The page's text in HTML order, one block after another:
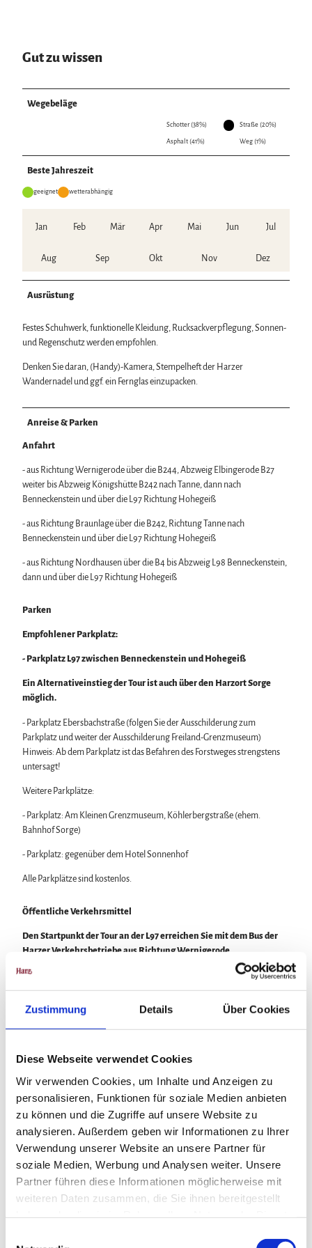
Zustimmung Details Über Cookies
Diese Webseite verwendet Cookies
Wir verwenden Cookies, um Inhalte und Anzeigen zu
personalisieren, Funktionen für soziale Medien anbieten
zu können und die Zugriffe auf unsere Website zu
analysieren. Außerdem geben wir Informationen zu Ihrer
Verwendung unserer Website an unsere Partner für
soziale Medien, Werbung und Analysen weiter. Unsere
Partner führen diese Informationen möglicherweise mit
weiteren Daten zusammen, die Sie ihnen bereitgestellt
Gut zu wissen
Wegebeläge
Schotter (38%) Straße (20%)
Asphalt (41%) Weg (1%)
Beste Jahreszeit
geeignet wetterabhängig
Jan Feb Mär Apr Mai Jun Jul
Aug Sep Okt Nov Dez
Ausrüstung
Festes Schuhwerk, funktionelle Kleidung, Rucksackverpflegung, Sonnen-
und Regenschutz werden empfohlen.
Denken Sie daran, (Handy)-Kamera, Stempelheft der Harzer
Wandernadel und ggf. ein Fernglas einzupacken.
Anreise & Parken
Anfahrt
- aus Richtung Wernigerode über die B244, Abzweig Elbingerode B27
weiter bis Abzweig Königshütte B242 nach Tanne, dann nach
Benneckenstein und über die L97 Richtung Hohegeiß
- aus Richtung Braunlage über die B242, Richtung Tanne nach
Benneckenstein und über die L97 Richtung Hohegeiß
- aus Richtung Nordhausen über die B4 bis Abzweig L98 Benneckenstein,
dann und über die L97 Richtung Hohegeiß
Parken
Empfohlener Parkplatz:
- Parkplatz L97 zwischen Benneckenstein und Hohegeiß
Ein Alternativeinstieg der Tour ist auch über den Harzort Sorge
möglich.
- Parkplatz Ebersbachstraße (folgen Sie der Ausschilderung zum
Parkplatz und weiter der Ausschilderung Freiland-Grenzmuseum)
Hinweis: Ab dem Parkplatz ist das Befahren des Forstweges strengstens
untersagt!
Weitere Parkplätze:
- Parkplatz: Am Kleinen Grenzmuseum, Köhlerbergstraße (ehem.
Bahnhof Sorge)
- Parkplatz: gegenüber dem Hotel Sonnenhof
Alle Parkplätze sind kostenlos.
Öffentliche Verkehrsmittel
Den Startpunkt der Tour an der L97 erreichen Sie mit dem Bus der
Harzer Verkehrsbetriebe aus Richtung Wernigerode
Linie 265 Wernigerode – Elbingerode – Benneckenstein – Hohegeiß
Hohegeiß. Eine Anbindung an die Tour ist von der jeweiligen
Haltestelle gegeben.
oder
mit derHarzer Schmalspurbahnen aus Richtung Wernigerode oder
Nordhausen mit Ausstieg Benneckenstein oder Sorge.
TIPP:
Mit dem Harzer UrlaubsTicket sind Sie kostenlos mobil im
gesamten Harzkreis.
HATIX - die kostenfreie Nutzung der öffentlichen Buslinien der Harzer
Harz. Jetzt auch kostenlose Nutzung in des Landkreisen Goslar und